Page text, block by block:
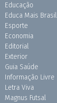
Educação
Educa Mais Brasil
Esporte
Economia
Editorial
Exterior
Guia Saúde
Informação Livre
Letra Viva
Magnus Futsal